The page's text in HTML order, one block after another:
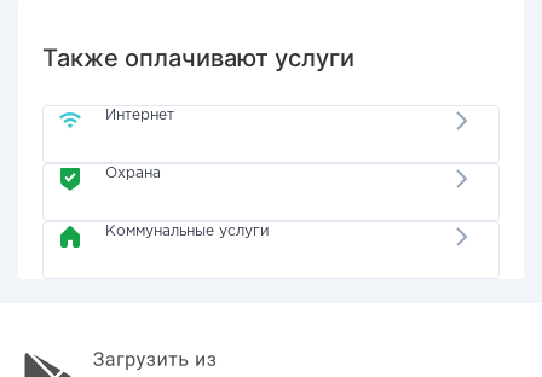
Также оплачивают услуги
Интернет
Охрана
Коммунальные услуги